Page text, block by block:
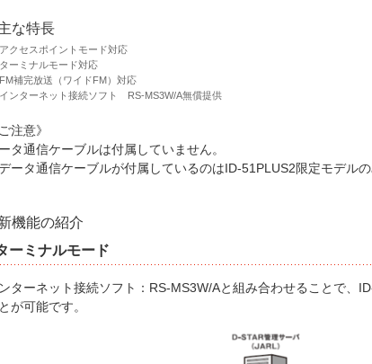
な特長
アクセスポイントモード対応
ターミナルモード対応
FM補完放送（ワイドFM）対応
インターネット接続ソフト RS-MS3W/A無償提供
ご注意》
タ通信ケーブルは付属していません。
データ通信ケーブルが付属しているのはID-51PLUS2限定モデルの
機能の紹介
ーミナルモード
ターネット接続ソフト：RS-MS3W/Aと組み合わせることで、
が可能です。